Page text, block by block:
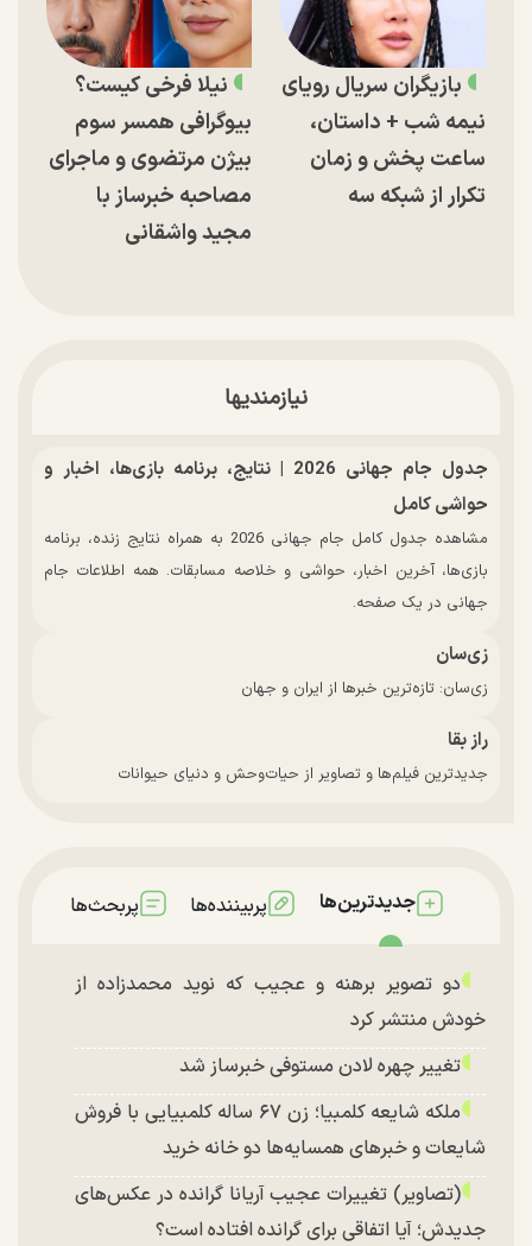
بازیگران سریال رویای
نیمه شب + داستان،
ساعت پخش و زمان
تکرار از شبکه سه
نیلا فرخی کیست؟
بیوگرافی همسر سوم
بیژن مرتضوی و ماجرای
مصاحبه خبرساز با
مجید واشقانی
نیازمندیها
جدول جام جهانی 2026 | نتایج، برنامه بازی‌ها، اخبار و
حواشی کامل
مشاهده جدول کامل جام جهانی 2026 به همراه نتایج زنده، برنامه
بازی‌ها، آخرین اخبار، حواشی و خلاصه مسابقات. همه اطلاعات جام
جهانی در یک صفحه.
زی‌سان
زی‌سان: تازه‌ترین خبرها از ایران و جهان
راز بقا
جدیدترین فیلم‌ها و تصاویر از حیات‌وحش و دنیای حیوانات
جدیدترین‌ها پربیننده‌ها پربحث‌ها
دو تصویر برهنه و عجیب که نوید محمدزاده از
خودش منتشر کرد
تغییر چهره لادن مستوفی خبرساز شد
ملکه شایعه کلمبیا؛ زن ۶۷ ساله کلمبیایی با فروش
شایعات و خبر‌های همسایه‌ها دو خانه خرید
(تصاویر) تغییرات عجیب آریانا گرانده در عکس‌های
جدیدش؛ آیا اتفاقی برای گرانده افتاده است؟